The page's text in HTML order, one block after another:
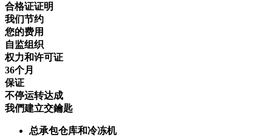
合格证证明
我们节约
您的费用
自监组织
权力和许可证
36个月
保证
不停运转达成
我們建立交鑰匙
总承包仓库和冷冻机